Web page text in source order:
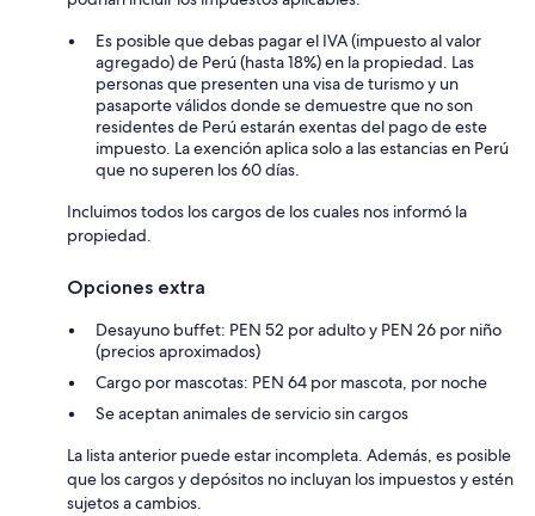
Es posible que debas pagar el IVA (impuesto al valor
agregado) de Perú (hasta 18%) en la propiedad. Las
personas que presenten una visa de turismo y un
pasaporte válidos donde se demuestre que no son
residentes de Perú estarán exentas del pago de este
impuesto. La exención aplica solo a las estancias en Perú
que no superen los 60 días.
Incluimos todos los cargos de los cuales nos informó la
propiedad.
Opciones extra
Desayuno buffet: PEN 52 por adulto y PEN 26 por niño
(precios aproximados)
Cargo por mascotas: PEN 64 por mascota, por noche
Se aceptan animales de servicio sin cargos
La lista anterior puede estar incompleta. Además, es posible
que los cargos y depósitos no incluyan los impuestos y estén
sujetos a cambios.